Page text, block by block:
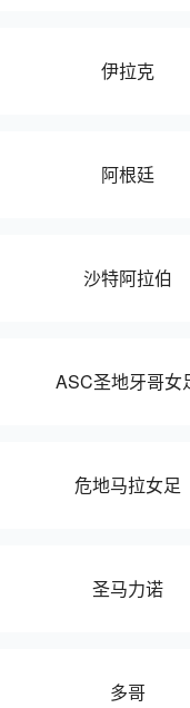
伊拉克
阿根廷
沙特阿拉伯
ASC圣地牙哥女
危地马拉女足
圣马力诺
多哥